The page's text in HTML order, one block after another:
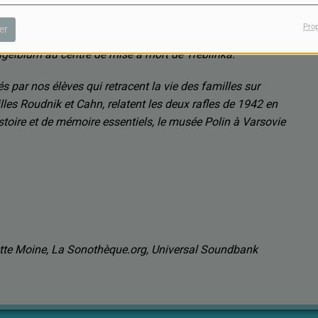
d’étude qui les a menés du musée Polin, aux traces
au centre de mise à mort de Treblinka.
par nos élèves qui retracent la vie des familles sur
Roudnik et Cahn, relatent les deux rafles de 1942 en
et de mémoire essentiels, le musée Polin à Varsovie
Moine, La Sonothèque.org, Universal Soundbank